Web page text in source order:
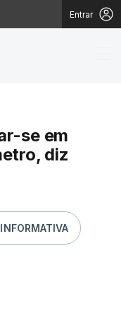
Entrar
se em
diz